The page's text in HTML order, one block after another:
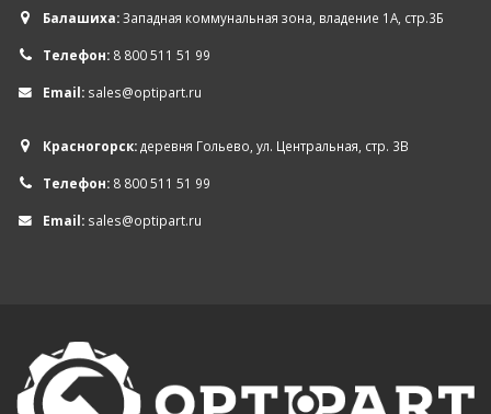
Балашиха:Западная коммунальная зона, владение 1А, стр.3Б
Телефон: 8 800 511 51 99
Email: sales@optipart.ru
Красногорск:деревня Гольево, ул. Центральная, стр. 3В
Телефон: 8 800 511 51 99
Email: sales@optipart.ru